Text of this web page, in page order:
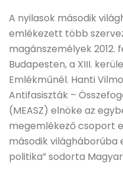
A nyilasok második
emlékezett több
magánszemélyek 2012.
Budapesten, a XIII.
Emlékműnél. Hanti
Antifasiszták –
(MEASZ) elnöke az
megemlékező csoport
második világháborúba
politika” sodorta